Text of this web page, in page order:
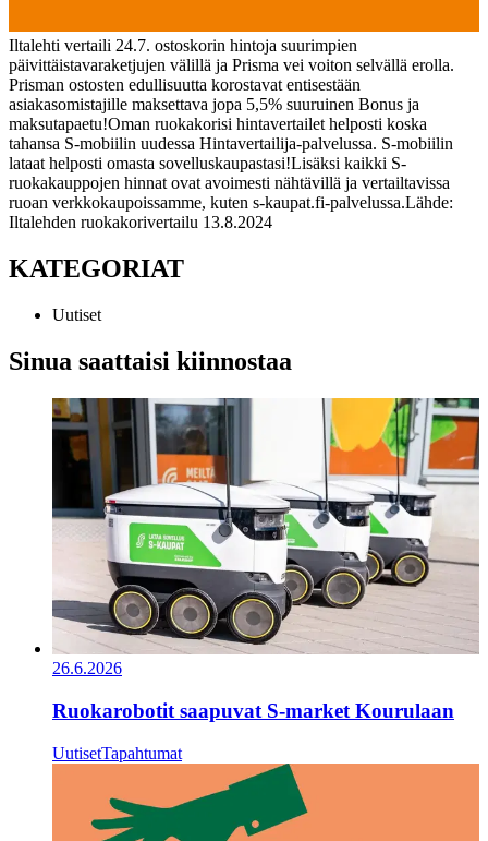
Iltalehti vertaili 24.7. ostoskorin hintoja suurimpien
päivittäistavaraketjujen välillä ja Prisma vei voiton selvällä erolla.
Prisman ostosten edullisuutta korostavat entisestään
asiakasomistajille maksettava jopa 5,5% suuruinen Bonus ja
maksutapaetu!Oman ruokakorisi hintavertailet helposti koska
tahansa S-mobiilin uudessa Hintavertailija-palvelussa. S-mobiilin
lataat helposti omasta sovelluskaupastasi!Lisäksi kaikki S-
ruokakauppojen hinnat ovat avoimesti nähtävillä ja vertailtavissa
ruoan verkkokaupoissamme, kuten s-kaupat.fi-palvelussa.Lähde:
Iltalehden ruokakorivertailu 13.8.2024
KATEGORIAT
Uutiset
Sinua saattaisi kiinnostaa
26.6.2026
Ruokarobotit saapuvat S-market Kourulaan
UutisetTapahtumat